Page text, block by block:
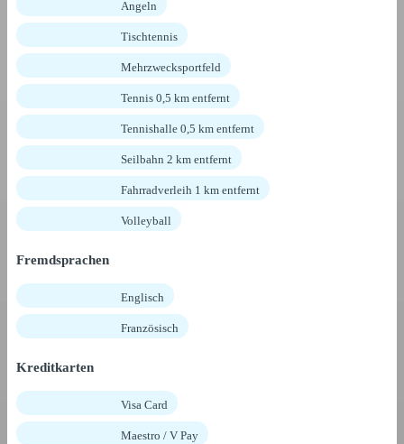
Angeln
Tischtennis
Mehrzwecksportfeld
Tennis 0,5 km entfernt
Tennishalle 0,5 km entfernt
Seilbahn 2 km entfernt
Fahrradverleih 1 km entfernt
Volleyball
Fremdsprachen
Englisch
Französisch
Kreditkarten
Visa Card
Maestro / V Pay